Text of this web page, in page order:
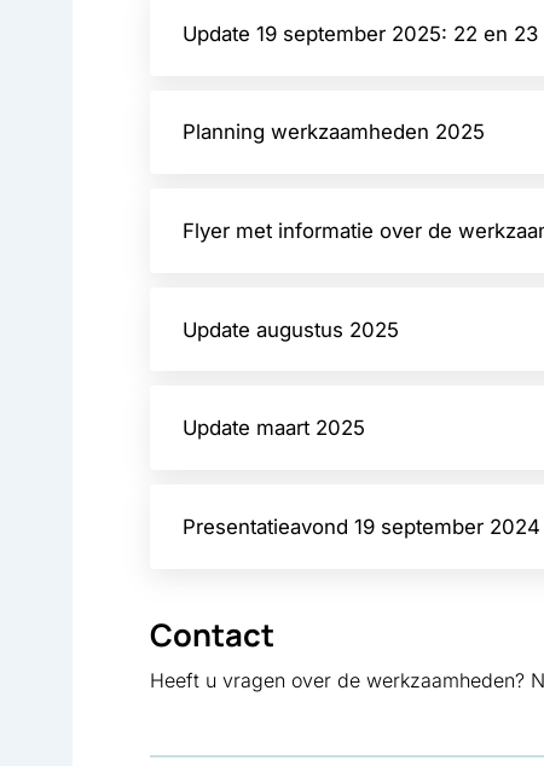
Update 19 september 2025: 22 en
Planning werkzaamheden 2025
Flyer met informatie over de
Update augustus 2025
Update maart 2025
Presentatieavond 19 september 2024
Contact
Heeft u vragen over de werkzaamheden?